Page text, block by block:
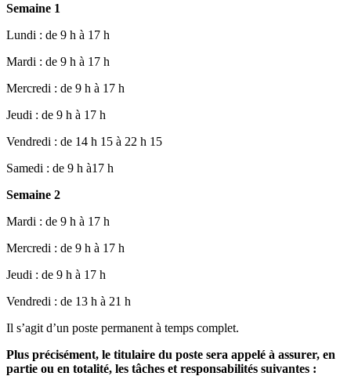
Semaine 1
Lundi : de 9 h à 17 h
Mardi : de 9 h à 17 h
Mercredi : de 9 h à 17 h
Jeudi : de 9 h à 17 h
Vendredi : de 14 h 15 à 22 h 15
Samedi : de 9 h à17 h
Semaine 2
Mardi : de 9 h à 17 h
Mercredi : de 9 h à 17 h
Jeudi : de 9 h à 17 h
Vendredi : de 13 h à 21 h
Il s’agit d’un poste permanent à temps complet.
Plus précisément, le titulaire du poste sera appelé à assurer, en
partie ou en totalité, les tâches et responsabilités suivantes :